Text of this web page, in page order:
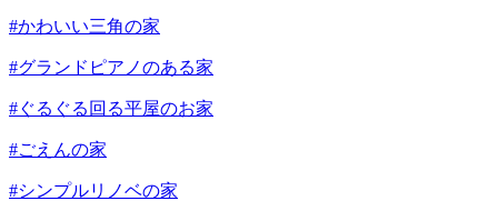
#かわいい三角の家
#グランドピアノのある家
#ぐるぐる回る平屋のお家
#ごえんの家
#シンプルリノベの家